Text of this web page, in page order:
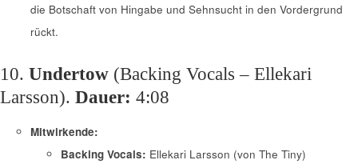
die Botschaft von Hingabe und Sehnsucht in den Vordergrund
rückt.
10. Undertow (Backing Vocals – Ellekari
Larsson). Dauer: 4:08
Mitwirkende:
Backing Vocals: Ellekari Larsson (von The Tiny)